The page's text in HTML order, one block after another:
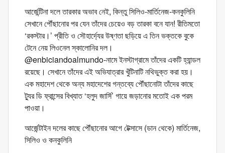
আর্জেন্টিনা দলে তারকার অভাব নেই, কিন্তু সিলিও-মার্তিনেজ-কনকুলিনি
সেখানে পৌঁছানোর পর যেন তাঁদের চেয়েও বড় তারকা বনে যান! রীতিমতো
‘রকস্টার।’ প্রীতি ও সৌহার্দ্যের উষ্ণতা ছড়িয়ে এ তিন ভক্তকে বুকে
টেনে নেয় লিওনেল স্কালোনির দল।
@enbiciandoalmundo-নামে ইনস্টাগ্রামে তাঁদের একটি হ্যান্ডল
রয়েছে। সেখানে তাঁদের এই অভিযাত্রার খুঁটিনাটি নথিভুক্ত করা হয়।
এক মহাদেশ থেকে অন্য মহাদেশের গন্তব্যে পৌঁছানোটা তাঁদের কাছে
ট্যুর ডি ফ্রান্সের বিখ্যাত ‘হলুদ জার্সি’ গায়ে জড়ানোর মতোই এক পরম
পাওয়া।
আর্জেন্টাইন দলের কাছে পৌঁছানোর আগে টেক্সাসে (ডান থেকে) মার্তিনেজ,
সিলিও ও কনকুলিনি